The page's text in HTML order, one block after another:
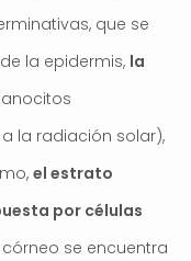
que se
la epidermis, la
la radiación solar),
el estrato
por células
se encuentra